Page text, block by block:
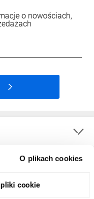
O plikach cookies
cookie
o nowościach,